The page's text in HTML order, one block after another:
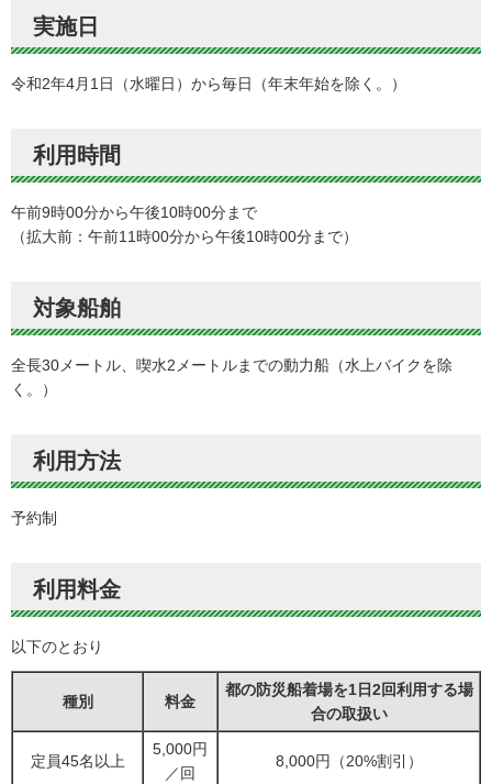
実施日
令和2年4月1日（水曜日）から毎日（年末年始を除く。）
利用時間
午前9時00分から午後10時00分まで
（拡大前：午前11時00分から午後10時00分まで）
対象船舶
全長30メートル、喫水2メートルまでの動力船（水上バイクを除
く。）
利用方法
予約制
利用料金
以下のとおり
種別 料金
都の防災船着場を1日2回利用する場
合の取扱い
定員45名以上
5,000円
／回
8,000円（20%割引）